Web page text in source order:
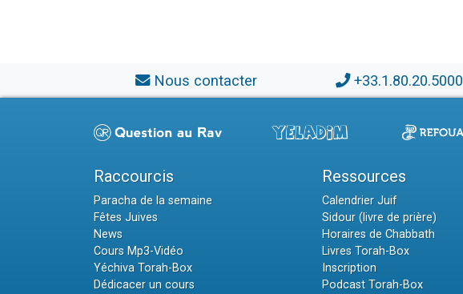
Nous contacter +33.1.80.20.5000
Raccourcis
Paracha de la semaine
Fêtes Juives
News
Cours Mp3-Vidéo
Yéchiva Torah-Box
Dédicacer un cours
Ressources
Calendrier Juif
Sidour (livre de prière)
Horaires de Chabbath
Livres Torah-Box
Inscription
Podcast Torah-Box